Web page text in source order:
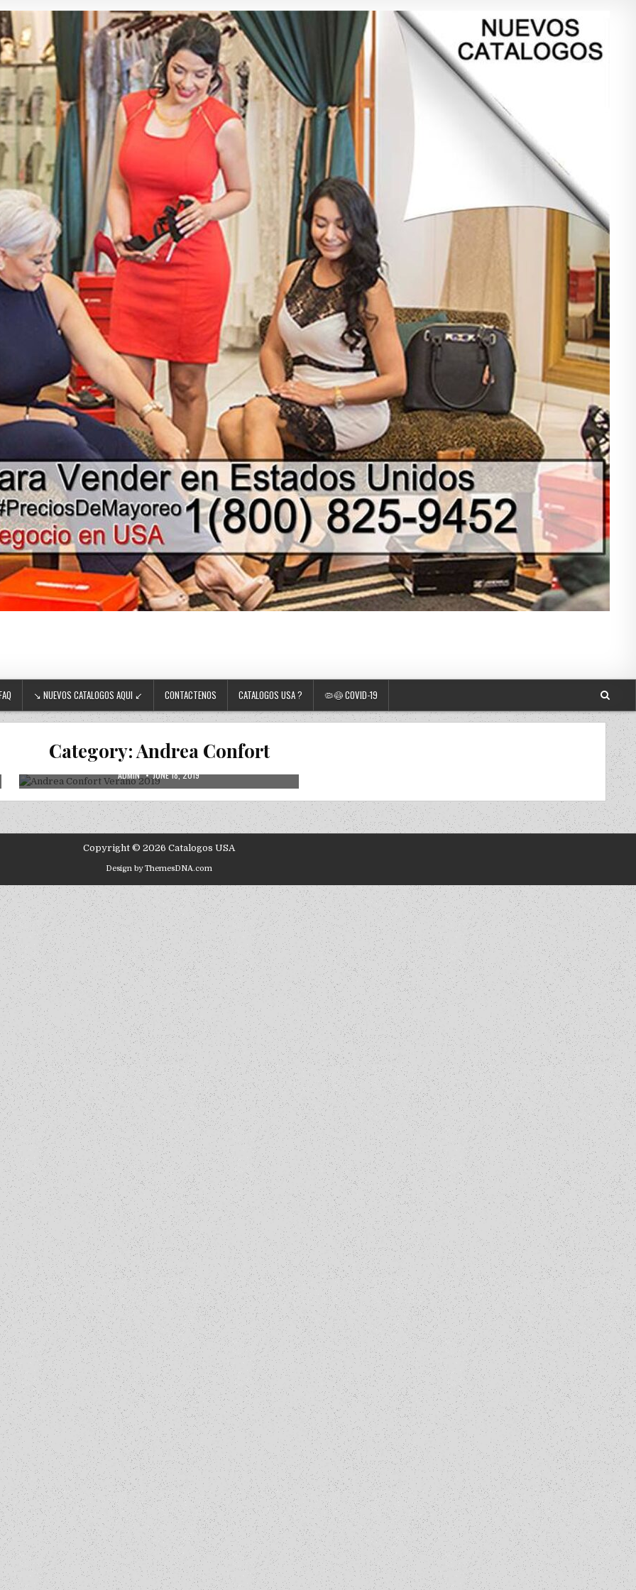
↘ NUEVOS CATALOGOS AQUI ↙ CONTACTENOS CATALOGOS USA ? 🦠😷 COVID-19
Category:Andrea Confort
CATALOGOS ESTADOS UNIDOS
PRECIOS DE MAYOREO
Andrea Confort Verano 2019
AUTHOR:
ADMIN PUBLISHED DATE:
JUNE 18, 2019
Copyright © 2026 Catalogos USA
Design by ThemesDNA.com